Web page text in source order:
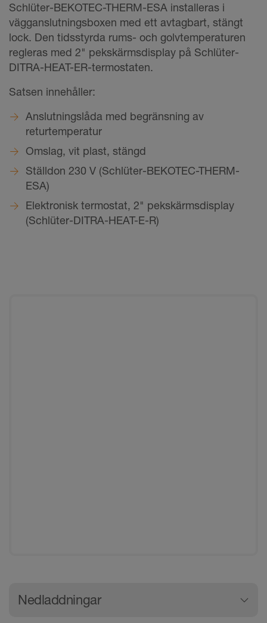
Schlüter-BEKOTEC-THERM-ESA installeras i
vägganslutningsboxen med ett avtagbart, stängt
lock. Den tidsstyrda rums- och golvtemperaturen
regleras med 2" pekskärmsdisplay på Schlüter-
DITRA-HEAT-ER-termostaten.
Satsen innehåller:
Anslutningslåda med begränsning av
returtemperatur
Omslag, vit plast, stängd
Ställdon 230 V (Schlüter-BEKOTEC-THERM-
ESA)
Elektronisk termostat, 2" pekskärmsdisplay
(Schlüter-DITRA-HEAT-E-R)
Allmän produktinformation
Nedladdningar